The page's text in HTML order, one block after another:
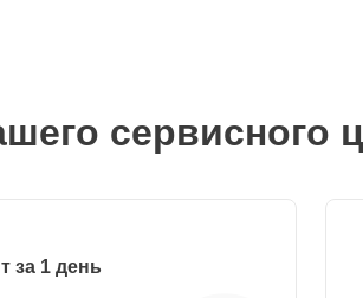
сервисного
за 1 день